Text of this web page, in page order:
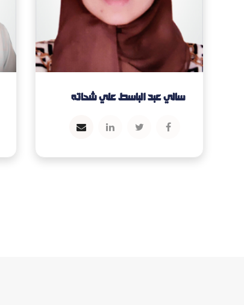
سالي عبد الباسط علي شحاته